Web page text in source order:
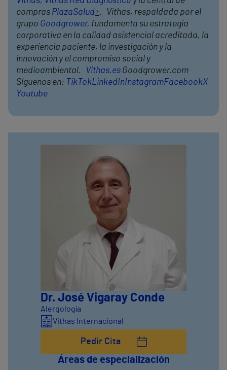
compras PlazaSalud+. Vithas, respaldada por el
grupo Goodgrower, fundamenta su estrategia
corporativa en la calidad asistencial acreditada, la
experiencia paciente, la investigación y la
innovación y el compromiso social y
medioambiental.
Vithas.es Goodgrower.com
Síguenos en: TikTokLinkedInInstagramFacebookX
Youtube
Dr. José Vigaray Conde
Alergología
Vithas Internacional
Pedir Cita
Áreas de especialización